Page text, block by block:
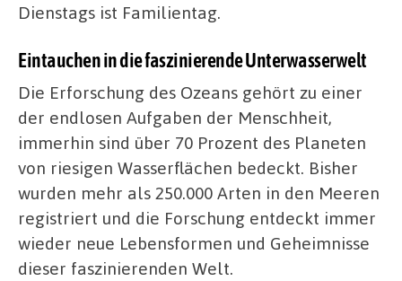
Dienstags ist Familientag.
Eintauchen in die faszinierende Unterwasserwelt
Die Erforschung des Ozeans gehört zu einer
der endlosen Aufgaben der Menschheit,
immerhin sind über 70 Prozent des Planeten
von riesigen Wasserflächen bedeckt. Bisher
wurden mehr als 250.000 Arten in den Meeren
registriert und die Forschung entdeckt immer
wieder neue Lebensformen und Geheimnisse
dieser faszinierenden Welt.